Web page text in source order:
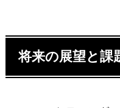
将来の展望と課